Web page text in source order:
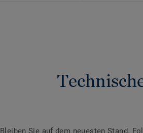
Bleiben Sie auf dem neuesten Stand.